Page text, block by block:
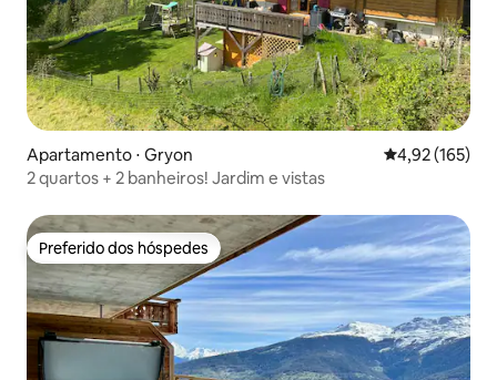
Apartamento ⋅ Gryon 4,92 de uma
4,92 (165)
2 quartos + 2 banheiros! Jardim e vistas
Preferido dos hóspedes
Preferido dos hóspedes